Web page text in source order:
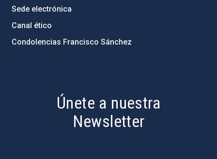
Sede electrónica
Canal ético
Condolencias Francisco Sánchez
Únete a nuestra
Newsletter